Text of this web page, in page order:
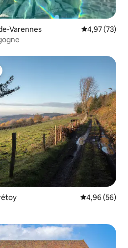
Varennes Gemiddelde
4,97 (73)
Gemiddelde
4,96 (56)